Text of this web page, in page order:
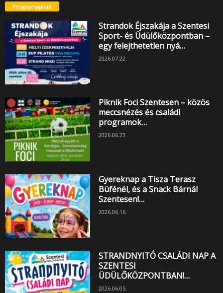
Programajánló
Strandok Éjszakája a Szentesi
Sport- és Üdülőközpontban –
egy felejthetetlen nyá…
2026.07.22.
Piknik Foci Szentesen – közös
meccsnézés és családi
programok…
2026.06.23.
Gyereknap a Tisza Terasz
Büfénél, és a Snack Bárnál
Szentesen!…
2026.06.16.
STRANDNYITÓ CSALÁDI NAP A
SZENTESI
ÜDÜLŐKÖZPONTBAN!…
2026.06.05.